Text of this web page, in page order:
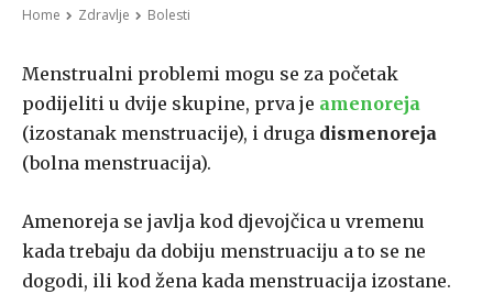
Home Zdravlje Bolesti
Menstrualni problemi mogu se za početak
podijeliti u dvije skupine, prva je amenoreja
(izostanak menstruacije), i druga dismenoreja
(bolna menstruacija).
Amenoreja se javlja kod djevojčica u vremenu
kada trebaju da dobiju menstruaciju a to se ne
dogodi, ili kod žena kada menstruacija izostane.